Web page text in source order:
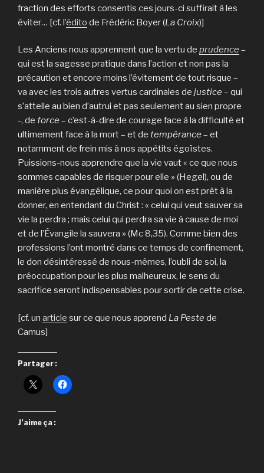
fraction des efforts consentis ces jours-ci suffirait à les
éviter… [cf. l’édito de Frédéric Boyer (La Croix)]
Les Anciens nous apprennent que la vertu de prudence –
qui est la sagesse pratique dans l’action et non pas la
précaution et encore moins l’évitement de tout risque –
va avec les trois autres vertus cardinales de justice – qui
s’attelle au bien d’autrui et pas seulement au sien propre
-, de force – c’est-à-dire de courage face à la difficulté et
ultimement face à la mort – et de tempérance – et
notamment de frein mis à nos appétits égoïstes.
Puissions-nous apprendre que la vie vaut « ce que nous
sommes capables de risquer pour elle » (Hegel), ou de
manière plus évangélique, ce pour quoi on est prêt à la
donner, en entendant du Christ : « celui qui veut sauver sa
vie la perdra ; mais celui qui perdra sa vie à cause de moi
et de l’Évangile la sauvera » (Mc 8,35). Comme bien des
professions l’ont montré dans ce temps de confinement,
le don désintéressé de nous-mêmes, l’oubli de soi, la
préoccupation pour les plus malheureux, le sens du
sacrifice seront indispensables pour sortir de cette crise.
[cf. un article sur ce que nous apprend La Peste de
Camus]
Partager :
J’aime ça :